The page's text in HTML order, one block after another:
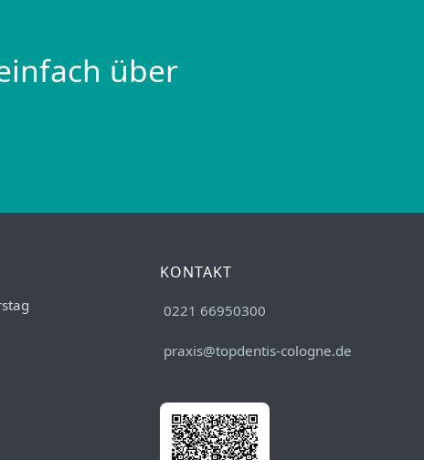
über
KONTAKT
0221 66950300
praxis@topdentis-cologne.de